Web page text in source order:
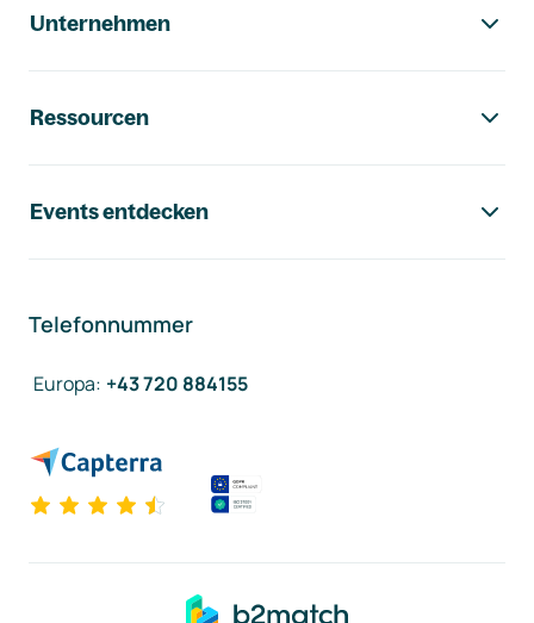
Unternehmen
Ressourcen
Events entdecken
Telefonnummer
Europa: +43 720 884155